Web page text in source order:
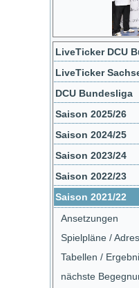
LiveTicker DCU
LiveTicker
DCU Bundesliga
Saison 2025/26
Saison 2024/25
Saison 2023/24
Saison 2022/23
Saison 2021/22
Ansetzungen
Spielpläne /
Tabellen /
nächste